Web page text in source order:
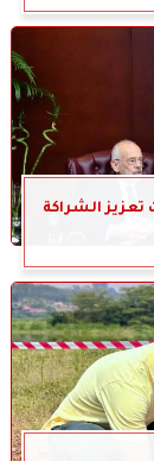
تعزيز الشراكة